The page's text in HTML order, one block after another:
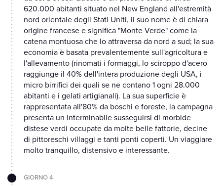
620.000 abitanti situato nel New England all'estremità
nord orientale degli Stati Uniti, il suo nome è di chiara
origine francese e significa "Monte Verde" come la
catena montuosa che lo attraversa da nord a sud; la sua
economia è basata prevalentemente sull'agricoltura e
l'allevamento (rinomati i formaggi, lo sciroppo d'acero
raggiunge il 40% dell'intera produzione degli USA, i
micro birrifici dei quali se ne contano 1 ogni 28.000
abitanti e i gelati artigianali). La sua superficie è
rappresentata all'80% da boschi e foreste, la campagna
presenta un interminabile susseguirsi di morbide
distese verdi occupate da molte belle fattorie, decine
di pittoreschi villaggi e tanti ponti coperti. Un viaggiare
molto tranquillo, distensivo e interessante.
GIORNO 4